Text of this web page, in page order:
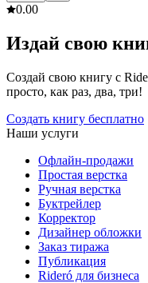
0.00
Издай свою
Создай свою книгу с
просто, как раз, два, три!
Создать книгу бесплатно
Наши услуги
Офлайн-продажи
Простая верстка
Ручная верстка
Буктрейлер
Корректор
Дизайнер обложки
Заказ тиража
Публикация
Rideró для бизнеса